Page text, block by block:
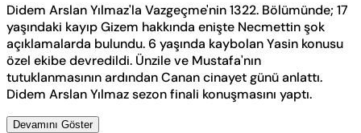
Didem Arslan Yılmaz'la Vazgeçme'nin 1322. Bölümünde; 17
yaşındaki kayıp Gizem hakkında enişte Necmettin şok
açıklamalarda bulundu. 6 yaşında kaybolan Yasin konusu
özel ekibe devredildi. Ünzile ve Mustafa'nın
tutuklanmasının ardından Canan cinayet günü anlattı.
Didem Arslan Yılmaz sezon finali konuşmasını yaptı.
Devamını Göster